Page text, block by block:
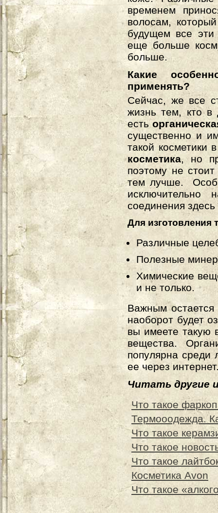
временем
волосам,
будущем все эти
еще больше
больше.
Какие
применять?
Сейчас, же все
жизнь тем, кто в
есть
существенно и
такой косметики
косметика, но
поэтому не
тем лучше.
соединения
Для изготовления
Различные
Полезные
Химические
и не только.
Важным остается
наоборот будет
вы имеете такую
вещества.
популярна среди
ее через
Читать другие
Что такое
Термооодежда.
Что такое
Что такое
Что такое
Косметика Avon
Что такое